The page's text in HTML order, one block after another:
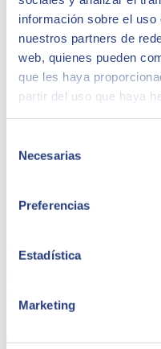
información sobre el
nuestros partners de
web, quienes pueden
que les haya
partir del uso que haya
Necesarias
Preferencias
Estadística
Marketing